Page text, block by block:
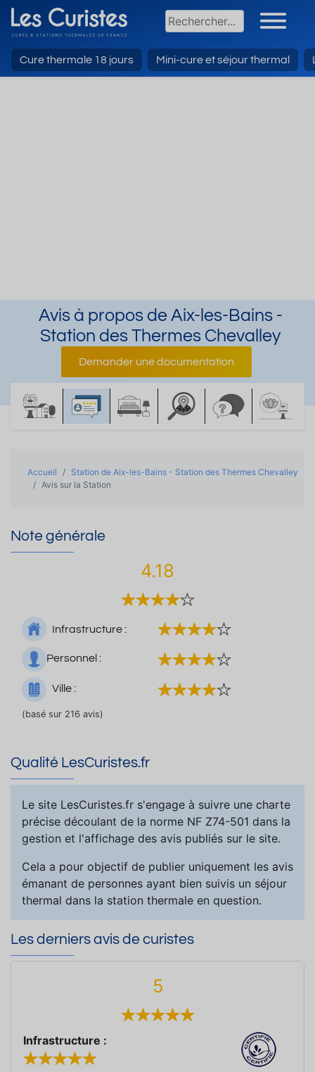
Cure thermale 18 jours Mini-cure et séjour thermal
Avis à propos de Aix-les-Bains -
Station des Thermes Chevalley
Demander une documentation
Accueil
Station de Aix-les-Bains - Station des Thermes Chevalley
Avis sur la Station
Note générale
4.18
Infrastructure :
Personnel :
Ville :
(basé sur 216 avis)
Qualité LesCuristes.fr
Le site LesCuristes.fr s'engage à suivre une charte
précise découlant de la norme NF Z74-501 dans la
gestion et l'affichage des avis publiés sur le site.
Cela a pour objectif de publier uniquement les avis
émanant de personnes ayant bien suivis un séjour
thermal dans la station thermale en question.
Les derniers avis de curistes
5
Infrastructure :